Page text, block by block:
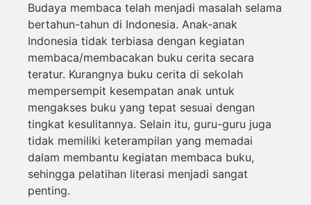
Budaya membaca telah menjadi masalah selama
bertahun-tahun di Indonesia. Anak-anak
Indonesia tidak terbiasa dengan kegiatan
membaca/membacakan buku cerita secara
teratur. Kurangnya buku cerita di sekolah
mempersempit kesempatan anak untuk
mengakses buku yang tepat sesuai dengan
tingkat kesulitannya. Selain itu, guru-guru juga
tidak memiliki keterampilan yang memadai
dalam membantu kegiatan membaca buku,
sehingga pelatihan literasi menjadi sangat
penting.